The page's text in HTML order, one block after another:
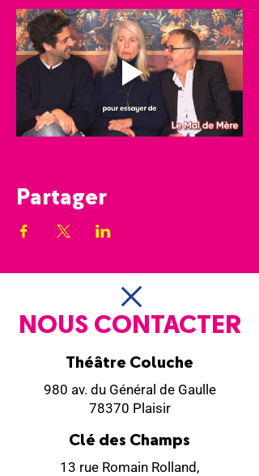
Partager
NOUS CONTACTER
Théâtre Coluche
980 av. du Général de Gaulle
78370 Plaisir
Clé des Champs
13 rue Romain Rolland,